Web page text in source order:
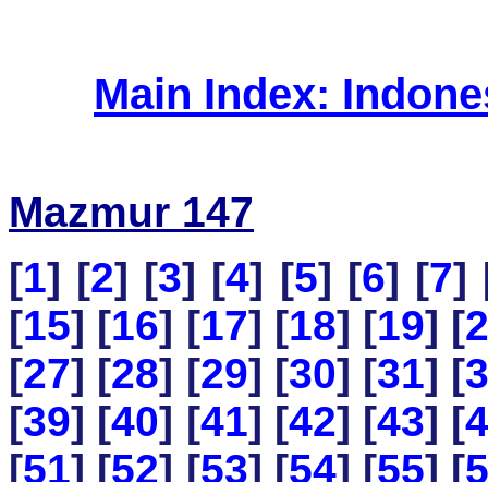
Main Index:
Mazmur 147
[1] [2] [3] [4] [5] [6] [7]
[15] [16] [17] [18] [19] [
[27] [28] [29] [30] [31] [
[39] [40] [41] [42] [43] [
[51] [52] [53] [54] [55] [